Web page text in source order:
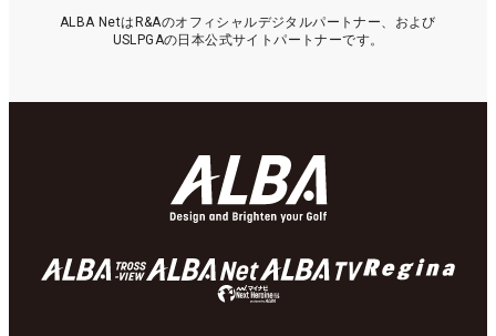
ALBA NetはR&Aのオフィシャルデジタルパートナー、および
USLPGAの日本公式サイトパートナーです。